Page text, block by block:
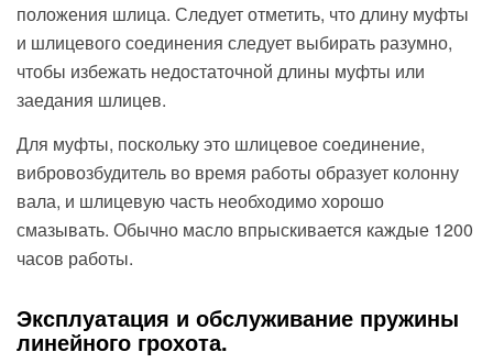
положения шлица. Следует отметить, что длину муфты
и шлицевого соединения следует выбирать разумно,
чтобы избежать недостаточной длины муфты или
заедания шлицев.
Для муфты, поскольку это шлицевое соединение,
вибровозбудитель во время работы образует колонну
вала, и шлицевую часть необходимо хорошо
смазывать. Обычно масло впрыскивается каждые 1200
часов работы.
Эксплуатация и обслуживание пружины
линейного грохота.